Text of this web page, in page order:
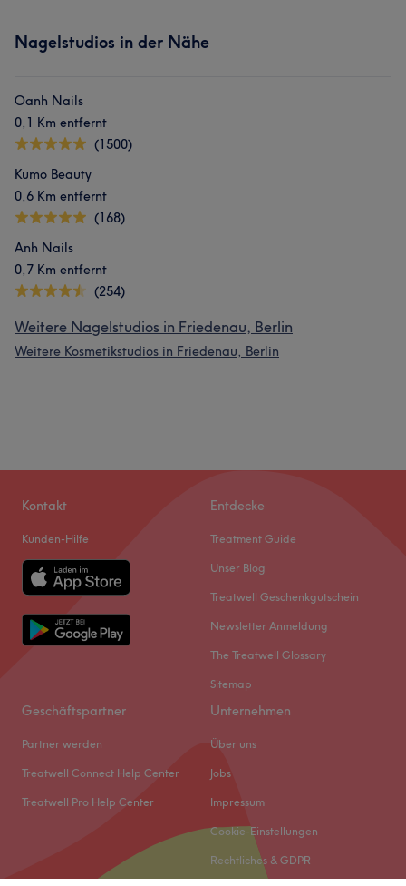
Nagelstudios in der Nähe
Oanh Nails
0,1 Km entfernt
(1500)
Kumo Beauty
0,6 Km entfernt
(168)
Anh Nails
0,7 Km entfernt
(254)
Weitere Nagelstudios in Friedenau, Berlin
Weitere Kosmetikstudios in Friedenau, Berlin
Kontakt
Kunden-Hilfe
Entdecke
Treatment Guide
Unser Blog
Treatwell Geschenkgutschein
Newsletter Anmeldung
The Treatwell Glossary
Sitemap
Geschäftspartner
Partner werden
Treatwell Connect Help Center
Treatwell Pro Help Center
Unternehmen
Über uns
Jobs
Impressum
Cookie-Einstellungen
Rechtliches & GDPR